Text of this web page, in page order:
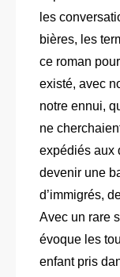
les
bières, les
ce roman
existé, avec
notre ennui,
ne
expédiés aux
devenir une
d’immigrés,
Avec un rare
évoque les
enfant pris